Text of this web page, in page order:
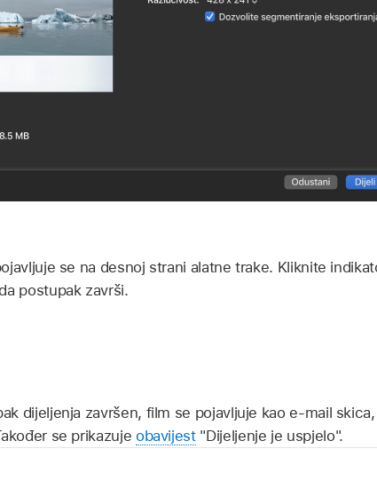
se na desnoj strani alatne trake. Kliknite
postupak završi.
dijeljenja završen, film se pojavljuje kao e-mail
se prikazuje obavijest"Dijeljenje je uspjelo".